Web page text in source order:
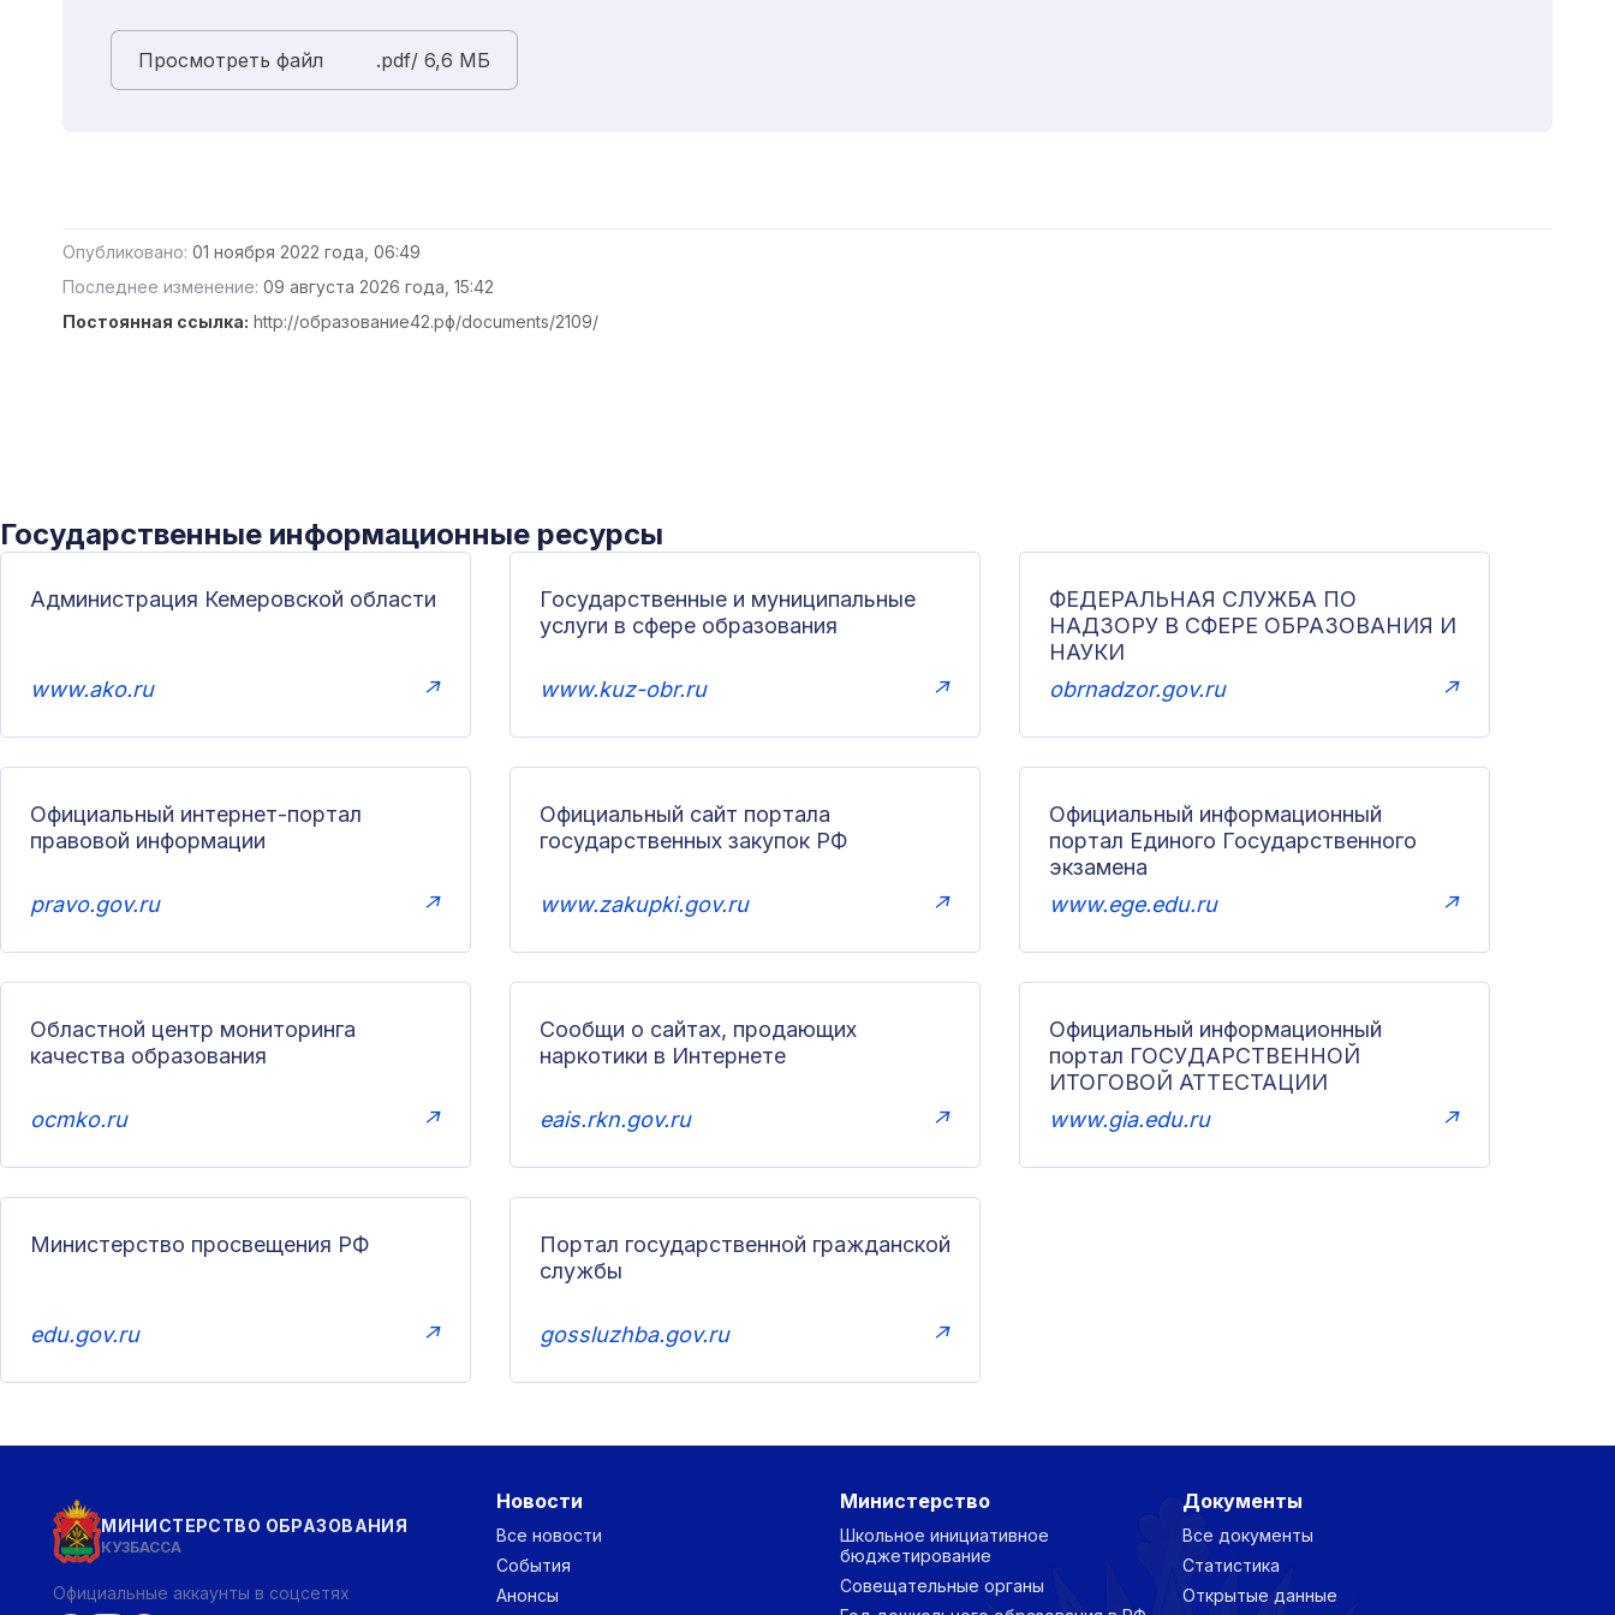
Просмотреть файл .pdf/ 6,6 MБ
Опубликовано: 01 ноября 2022 года, 06:49
Последнее изменение: 09 августа 2026 года, 15:42
Постоянная ссылка: http://образование42.рф/documents/2109/
Государственные информационные ресурсы
Администрация Кемеровской области
www.ako.ru ↗
Государственные и муниципальные
услуги в сфере образования
www.kuz-obr.ru ↗
ФЕДЕРАЛЬНАЯ СЛУЖБА ПО
НАДЗОРУ В СФЕРЕ ОБРАЗОВАНИЯ И
НАУКИ
obrnadzor.gov.ru
↗
Официальный интернет-портал
правовой информации
pravo.gov.ru ↗
Официальный сайт портала
государственных закупок РФ
www.zakupki.gov.ru ↗
Официальный информационный
портал Единого Государственного
экзамена
www.ege.edu.ru
↗
Областной центр мониторинга
качества образования
ocmko.ru ↗
Сообщи о сайтах, продающих
наркотики в Интернете
eais.rkn.gov.ru ↗
Официальный информационный
портал ГОСУДАРСТВЕННОЙ
ИТОГОВОЙ АТТЕСТАЦИИ
www.gia.edu.ru
↗
Министерство просвещения РФ
edu.gov.ru ↗
Портал государственной гражданской
службы
gossluzhba.gov.ru ↗
МИНИСТЕРСТВО ОБРАЗОВАНИЯ
КУЗБАССА
Официальные аккаунты в соцсетях
Новости
Все новости
События
Анонсы
Министерство
Школьное инициативное
бюджетирование
Совещательные органы
Документы
Все документы
Статистика
Открытые данные